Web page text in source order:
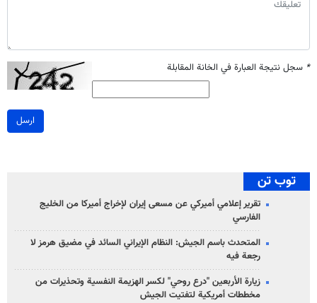
* سجل نتيجة العبارة في الخانة المقابلة
ارسل
توب تن
تقرير إعلامي أميركي عن مسعى إيران لإخراج أميركا من الخليج
الفارسي
المتحدث باسم الجيش: النظام الإيراني السائد في مضيق هرمز لا
رجعة فيه
زيارة الأربعين "درع روحي" لكسر الهزيمة النفسية وتحذيرات من
مخططات أمريكية لتفتيت الجيش